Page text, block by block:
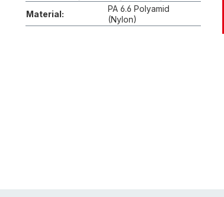
Material:
PA 6.6 Polyamid
(Nylon)